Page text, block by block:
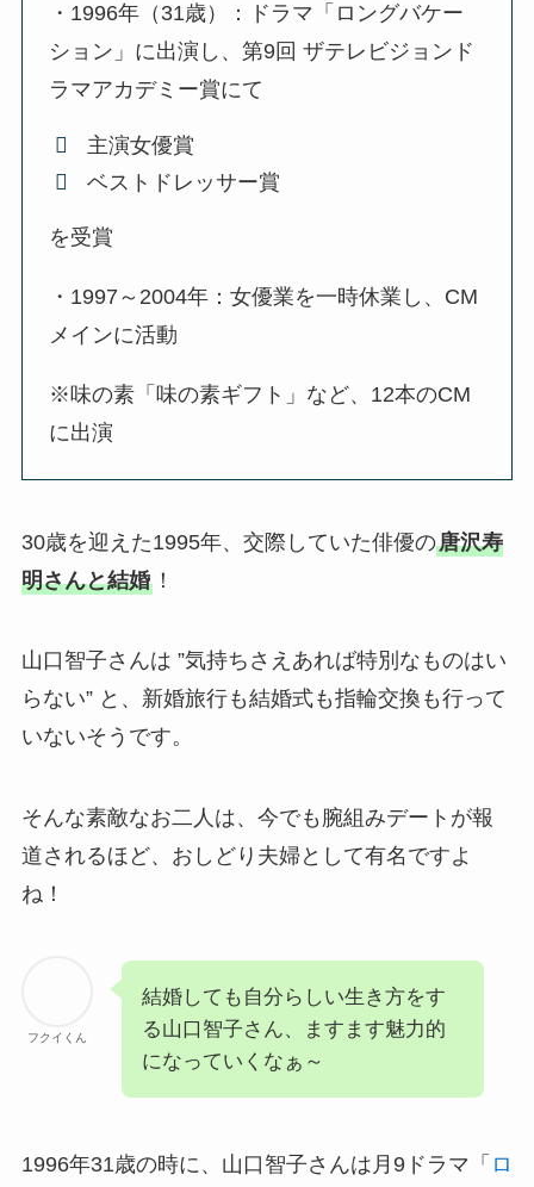
・1996年（31歳）：ドラマ「ロングバケー
ション」に出演し、第9回 ザテレビジョンド
ラマアカデミー賞にて
主演女優賞
ベストドレッサー賞
を受賞
・1997～2004年：女優業を一時休業し、CM
メインに活動
※味の素「味の素ギフト」など、12本のCM
に出演
30歳を迎えた1995年、交際していた俳優の唐沢寿
明さんと結婚！
山口智子さんは ”気持ちさえあれば特別なものはい
らない” と、新婚旅行も結婚式も指輪交換も行って
いないそうです。
そんな素敵なお二人は、今でも腕組みデートが報
道されるほど、おしどり夫婦として有名ですよ
ね！
フクイくん
結婚しても自分らしい生き方をす
る山口智子さん、ますます魅力的
になっていくなぁ～
1996年31歳の時に、山口智子さんは月9ドラマ「 ロ